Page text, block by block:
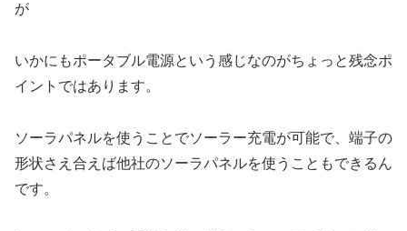
が
いかにもポータブル電源という感じなのがちょっと残念ポ
イントではあります。
ソーラパネルを使うことでソーラー充電が可能で、端子の
形状さえ合えば他社のソーラパネルを使うこともできるん
です。